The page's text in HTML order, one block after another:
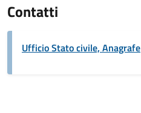
Contatti
Ufficio Stato civile, Anagrafe